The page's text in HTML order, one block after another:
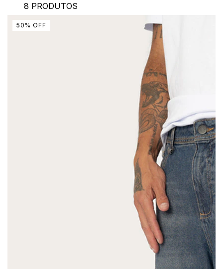
8 PRODUTOS
50 % OFF